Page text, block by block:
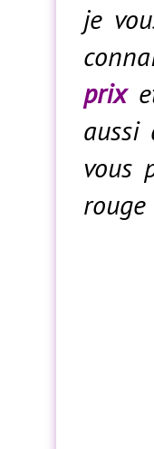
je
prix
aussi
vous
rouge